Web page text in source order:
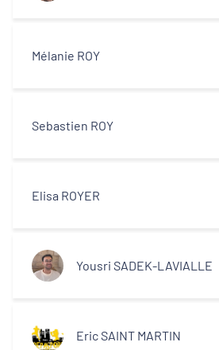
Mélanie ROY
Sebastien ROY
Elisa ROYER
Yousri SADEK-LAVIALLE
Eric SAINT MARTIN